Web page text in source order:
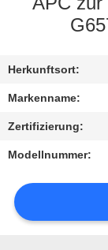
SIE
MIT
UNS
IN
Herkunftsort:
Markenname:
Zertifizierung:
Modellnummer: